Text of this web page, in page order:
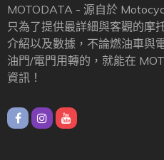
MOTODATA - 源自於
只為了提供最詳細與客觀的摩
介紹以及數據，不論燃油車與
油門/電門用轉的，就能在
資訊！